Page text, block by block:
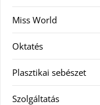
Miss World
Oktatés
Plasztikai sebészet
Szolgáltatás